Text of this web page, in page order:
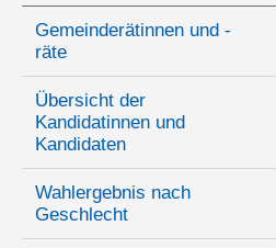
Gemeinderätinnen und -
räte
Übersicht der
Kandidatinnen und
Kandidaten
Wahlergebnis nach
Geschlecht